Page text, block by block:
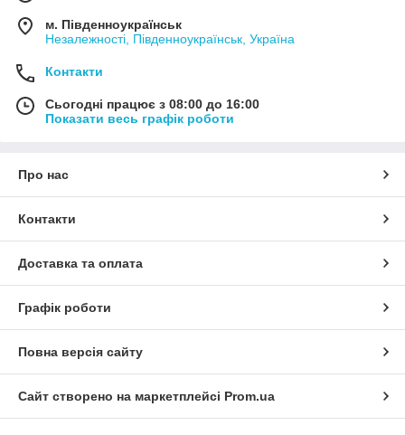
м. Південноукраїнськ
Незалежності, Південноукраїнськ, Україна
Контакти
Сьогодні працює з 08:00 до 16:00
Показати весь графік роботи
Про нас
Контакти
Доставка та оплата
Графік роботи
Повна версія сайту
Сайт створено на маркетплейсі Prom.ua